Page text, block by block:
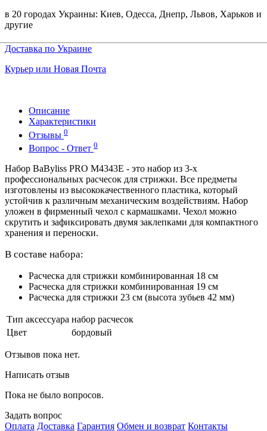
в 20 городах Украины: Киев, Одесса, Днепр, Львов, Харьков и
другие
Доставка по Украине
Курьер или Новая Почта
Описание
Характеристики
Отзывы 0
Вопрос - Ответ 0
Набор BaByliss PRO M4343E - это набор из 3-х
профессиональных расчесок для стрижки. Все предметы
изготовлены из высококачественного пластика, который
устойчив к различным механическим воздействиям. Набор
уложен в фирменный чехол с кармашками. Чехол можно
скрутить и зафиксировать двумя заклепками для компактного
хранения и переноски.
В составе набора:
Расческа для стрижки комбинированная 18 см
Расческа для стрижки комбинированная 19 см
Расческа для стрижки 23 см (высота зубьев 42 мм)
Тип аксессуара набор расчесок
Цвет
бордовый
Отзывов пока нет.
Написать отзыв
Пока не было вопросов.
Задать вопрос
Оплата Доставка Гарантия Обмен и возврат Контакты